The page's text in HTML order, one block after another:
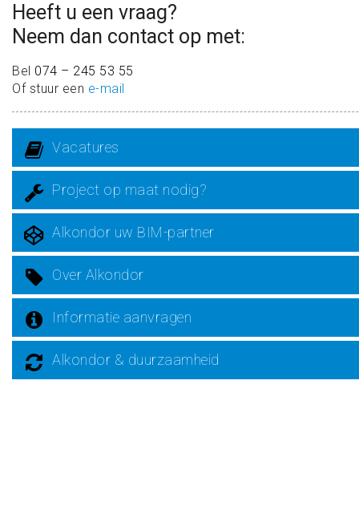
Heeft u een vraag?
Neem dan contact op met:
Bel 074 – 245 53 55
Of stuur een e-mail
Vacatures
Project op maat nodig?
Alkondor uw BIM-partner
Over Alkondor
Informatie aanvragen
Alkondor & duurzaamheid